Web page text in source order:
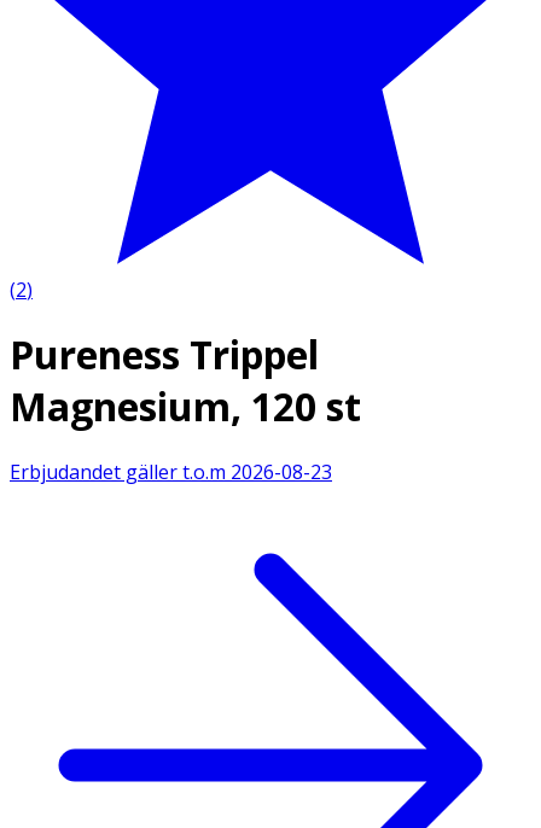
(2)
Pureness Trippel
Magnesium, 120 st
Erbjudandet gäller t.o.m 2026-08-23